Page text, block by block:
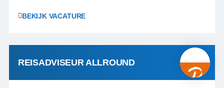
wensen van je team, je klant en wat er in de
klanten te overtuigen om die droomreis te
boeken! ...
BEKIJK VACATURE
REISADVISEUR ALLROUND